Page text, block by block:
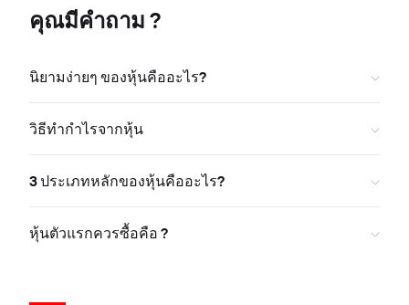
คุณมีคำถาม ?
นิยามง่ายๆ ของหุ้นคืออะไร?
วิธีทำกำไรจากหุ้น
3 ประเภทหลักของหุ้นคืออะไร?
หุ้นตัวแรกควรซื้อคือ ?